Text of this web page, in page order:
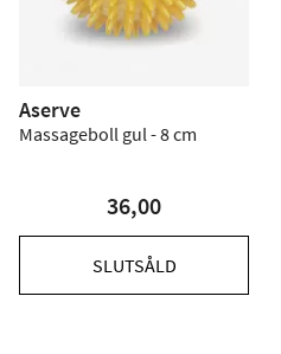
Aserve
Massageboll gul - 8 cm
36,00
SLUTSÅLD